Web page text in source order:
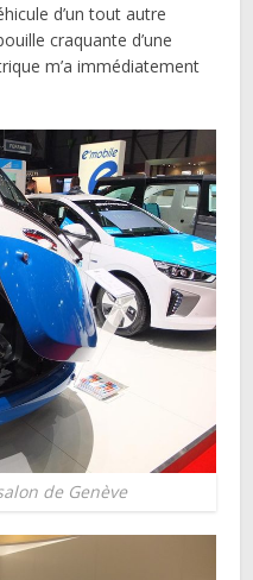
d’un tout autre
craquante d’une
m’a immédiatement
de Genève